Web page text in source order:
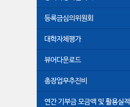
등록금심의위원회
대학자체평가
뷰어다운로드
총장업무추진비
연간 기부금 모금액 및 활용실적